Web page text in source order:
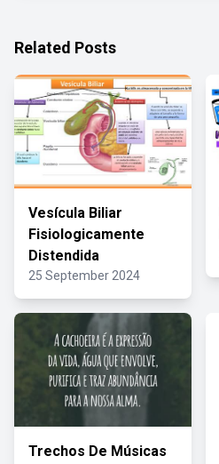
Related Posts
Vesícula Biliar
Fisiologicamente
Distendida
25 September 2024
Trechos De Músicas